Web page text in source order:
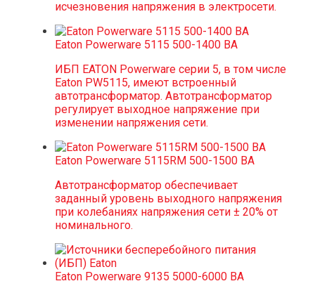
исчезновения напряжения в электросети.
Eaton Powerware 5115 500-1400 ВА
ИБП EATON Powerware серии 5, в том числе
Eaton PW5115, имеют встроенный
автотрансформатор. Автотрансформатор
регулирует выходное напряжение при
изменении напряжения сети.
Eaton Powerware 5115RM 500-1500 ВА
Автотрансформатор обеспечивает
заданный уровень выходного напряжения
при колебаниях напряжения сети ± 20% от
номинального.
Eaton Powerware 9135 5000-6000 ВА